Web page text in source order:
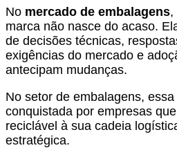
No mercado de embalagens,
marca não nasce do acaso.
de decisões técnicas,
exigências do mercado e
antecipam mudanças.
No setor de embalagens,
conquistada por empresas
reciclável à sua cadeia
estratégica.